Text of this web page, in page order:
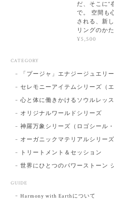
だ、そこに“
で。 空間も
される、新
リングのかた
¥5,500
CATEGORY
「プージャ」エナジージュエリ
セレモニーアイテムシリーズ（エ
心と体に働きかけるソウルレッ
オリジナルワールドシリーズ
神羅万象シリーズ（ロゴシール
オーガニックマテリアルシリーズ
トリートメント＆セッション
世界にひとつのパワーストーン
GUIDE
Harmony with Earthについて